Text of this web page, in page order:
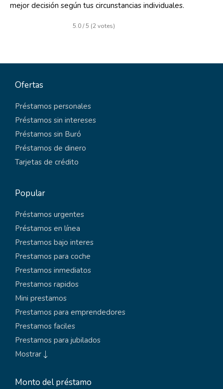
mejor decisión según tus circunstancias individuales.
5.0 / 5 (2 votes)
Ofertas
Préstamos personales
Préstamos sin intereses
Préstamos sin Buró
Préstamos de dinero
Tarjetas de crédito
Popular
Préstamos urgentes
Préstamos en línea
Prestamos bajo interes
Prestamos para coche
Prestamos inmediatos
Prestamos rapidos
Mini prestamos
Prestamos para emprendedores
Prestamos faciles
Prestamos para jubilados
Mostrar
Monto del préstamo